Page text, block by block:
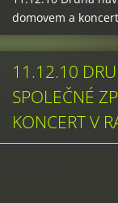
domovem a
11.12.10
SPOLEČNÉ
KONCERT V